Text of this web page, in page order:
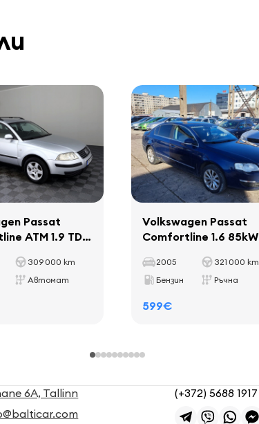
Passat
ATM 1.9 TDI
309 000 km
Автомат
Volkswagen Passat
Comfortline 1.6 85kW
2005
321 000 km
Бензин
Ръчна
599€
6A, Tallinn
(+372) 5688 1917